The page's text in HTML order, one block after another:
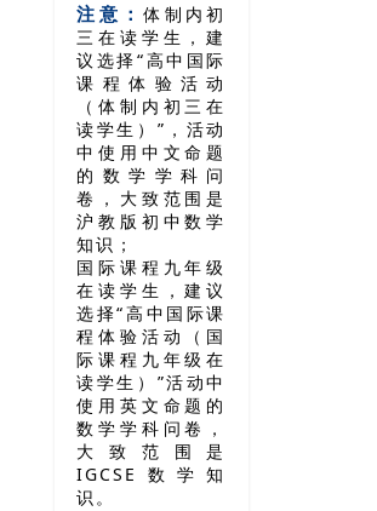
注意：体制内初
三在读学生，建
议选择“高中国际
课程体验活动
（体制内初三在
读学生）”， 活动
中使用中文命题
的数学学科问
卷，大致范围是
沪教版初中数学
知识；
国际课程九年级
在读学生，建议
选择“高中国际课
程体验活动（国
际课程九年级在
读学生）”活动中
使用英文命题的
数学学科问卷，
大致范围是
IGCSE数学知
识。